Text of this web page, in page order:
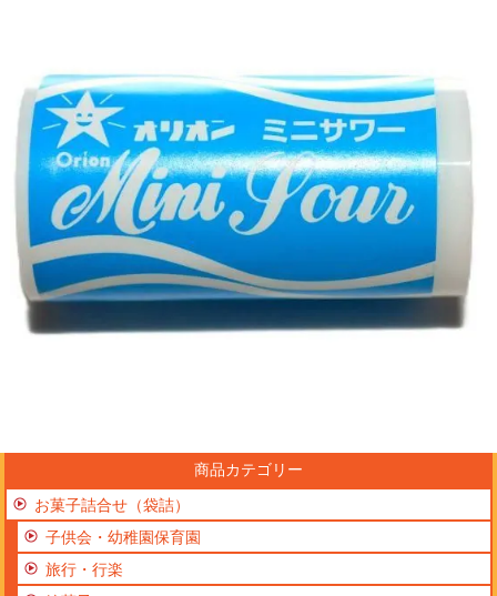
商品カテゴリー
お菓子詰合せ（袋詰）
子供会・幼稚園保育園
旅行・行楽